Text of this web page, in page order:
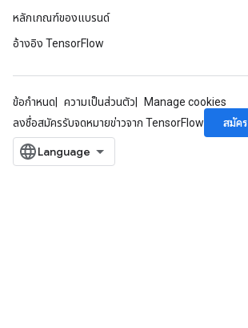
หลักเกณฑ์ของแบรนด์
อ้างอิง TensorFlow
ข้อกำหนด ความเป็นส่วนตัว
Manage cookies
ลงชื่อสมัครรับจดหมายข่าวจาก TensorFlow
สมัคร